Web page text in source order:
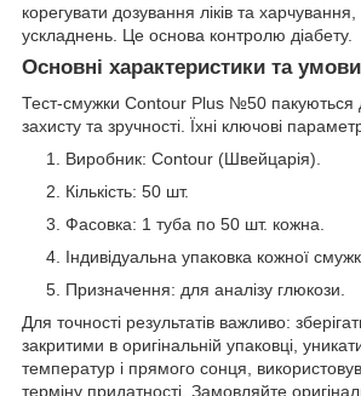
корегувати дозування ліків та
ускладнень. Це основа контролю діабету.
Основні характеристики та
Тест-смужки Contour Plus №50 пакуються
захисту та зручності. Їхні ключові
Виробник: Contour (Швейцарія).
Кількість: 50 шт.
Фасовка: 1 туба по 50 шт. кожна.
Індивідуальна упаковка кожної
Призначення: для аналізу глюкози.
Для точності результатів важливо:
закритими в оригінальній упаковці,
температур і прямого сонця,
терміну придатності. Замовляйте